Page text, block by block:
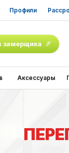
Профили
замерщика
Аксессуары